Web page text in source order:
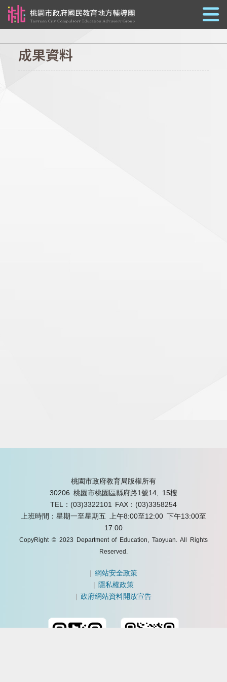
成果資料
桃園市政府教育局版權所有
30206 桃園市桃園區縣府路1號14, 15樓
TEL：(03)3322101
FAX：(03)3358254
上班時間：星期一至星期五 上午8:00至12:00 下午13:00至
17:00
CopyRight © 2023 Department of Education, Taoyuan. All Rights
Reserved.
|網站安全政策
| 隱私權政策
|政府網站資料開放宣告